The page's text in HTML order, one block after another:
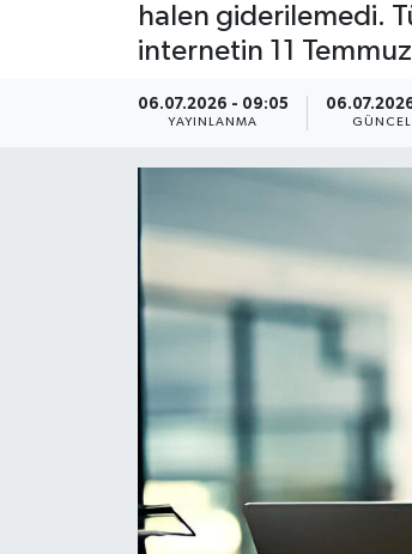
halen giderilemedi.
internetin 11
06.07.2026 - 09:05
YAYINLANMA
Kültür ve Sanat
Son Dakika Haberleri
Haber Arşivi